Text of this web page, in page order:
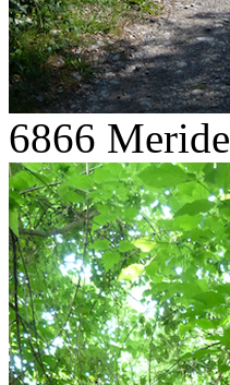
6866 Meride